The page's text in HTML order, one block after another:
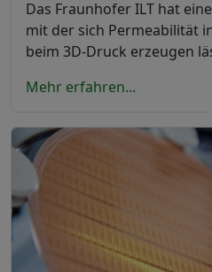
Das Fraunhofer ILT hat
mit der sich Permeabilität
beim 3D-Druck erzeugen
Mehr erfahren...